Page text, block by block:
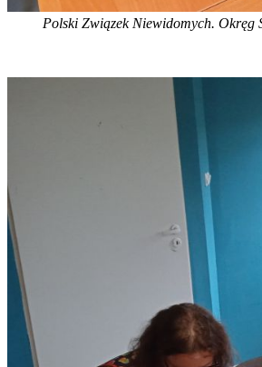
Polski Związek Niewidomych. Okręg